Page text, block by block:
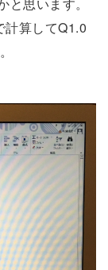
計算してQ1.0